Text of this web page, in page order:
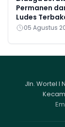
Permanen
Ludes
05 Agustus
Jln. Wortel I